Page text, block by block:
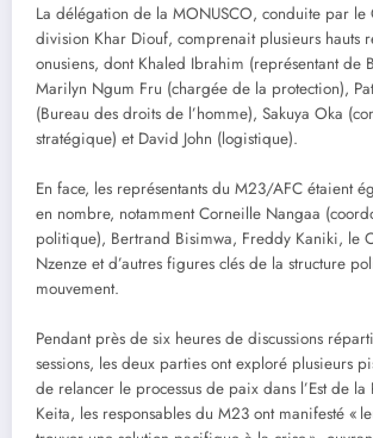
La délégation de la MONUSCO, conduite par le
division Khar Diouf, comprenait plusieurs hauts
onusiens, dont Khaled Ibrahim (représentant de
Marilyn Ngum Fru (chargée de la protection),
(Bureau des droits de l’homme), Sakuya Oka
stratégique) et David John (logistique).
En face, les représentants du M23/AFC étaient
en nombre, notamment Corneille Nangaa
politique), Bertrand Bisimwa, Freddy Kaniki, le
Nzenze et d’autres figures clés de la structure
mouvement.
Pendant près de six heures de discussions
sessions, les deux parties ont exploré plusieurs
de relancer le processus de paix dans l’Est de la
Keita, les responsables du M23 ont manifesté «